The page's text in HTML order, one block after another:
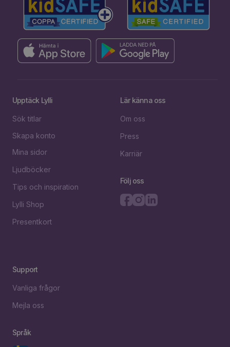
Upptäck Lylli
Sök titlar
Skapa konto
Mina sidor
Ljudböcker
Tips och inspiration
Lylli Shop
Presentkort
Lär känna oss
Om oss
Press
Karriär
Följ oss
Support
Vanliga frågor
Mejla oss
Språk